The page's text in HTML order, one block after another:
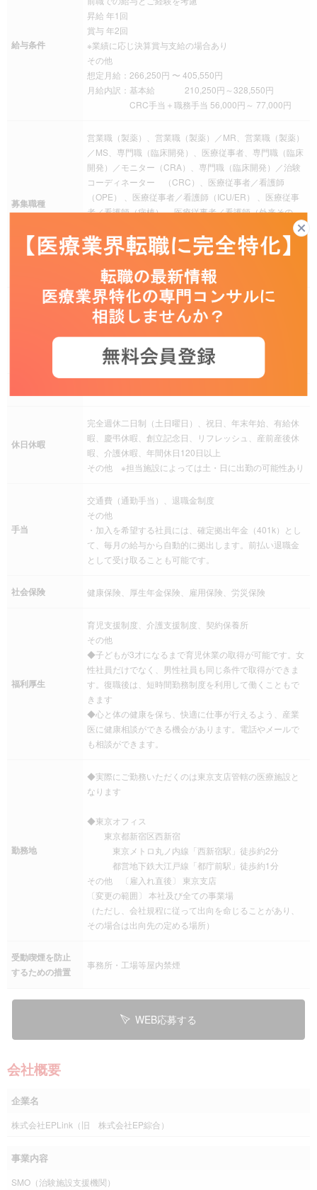
給与条件
昇給 年1回
賞与 年2回
※業績に応じ決算賞与支給の場合あり
その他
想定月給：266,250円 〜 405,550円
月給内訳：基本給 210,250円～328,550円
CRC手当＋職務手当 56,000円～ 77,000円
募集職種
営業職（製薬）、営業職（製薬）／MR、営業職（製薬）
／MS、専門職（臨床開発）、医療従事者、専門職（臨床
開発）／モニター（CRA）、専門職（臨床開発）／治験
コーディネーター （CRC）、医療従事者／看護師
（OPE） 、医療従事者／看護師（ICU/ER） 、医療従事
者／看護師（病棟） 、医療従事者／看護師（外来その
師、医療従事者／臨床工学技士、医療従事者／診療放射
線技師、医療従事者／PT/理学療法士、医療従事者／獣医
師、医療従事者／介護福祉士、医療従事者／臨床心理士
フレックス勤務、その他
実働：7時間30分
※コアタイム無し ※フレキシブルタイム 7時～22時
休日休暇
完全週休二日制（土日曜日）、祝日、年末年始、有給休
暇、慶弔休暇、創立記念日、リフレッシュ、産前産後休
暇、介護休暇、年間休日120日以上
その他 ※担当施設によっては土・日に出勤の可能性あり
手当
交通費（通勤手当）、退職金制度
その他
・加入を希望する社員には、確定拠出年金（401k）とし
て、毎月の給与から自動的に拠出します。前払い退職金
として受け取ることも可能です。
社会保険 健康保険、厚生年金保険、雇用保険、労災保険
福利厚生
育児支援制度、介護支援制度、契約保養所
その他
◆子どもが3才になるまで育児休業の取得が可能です。女
性社員だけでなく、男性社員も同じ条件で取得ができま
す。復職後は、短時間勤務制度を利用して働くこともで
きます
◆心と体の健康を保ち、快適に仕事が行えるよう、産業
医に健康相談ができる機会があります。電話やメールで
も相談ができます。
勤務地
◆実際にご勤務いただくのは東京支店管轄の医療施設と
なります
◆東京オフィス
東京都新宿区西新宿
東京メトロ丸ノ内線「西新宿駅」徒歩約2分
都営地下鉄大江戸線「都庁前駅」徒歩約1分
その他 〔雇入れ直後〕 東京支店
〔変更の範囲〕 本社及び全ての事業場
（ただし、会社規程に従って出向を命じることがあり、
その場合は出向先の定める場所）
受動喫煙を防止
するための措置
事務所・工場等屋内禁煙
WEB応募する
会社概要
企業名
株式会社EPLink（旧 株式会社EP綜合）
事業内容
SMO（治験施設支援機関）